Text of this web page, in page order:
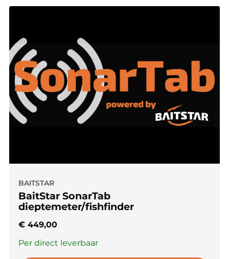
BAITSTAR
BaitStar SonarTab
dieptemeter/fishfinder
€ 449,00
Per direct leverbaar